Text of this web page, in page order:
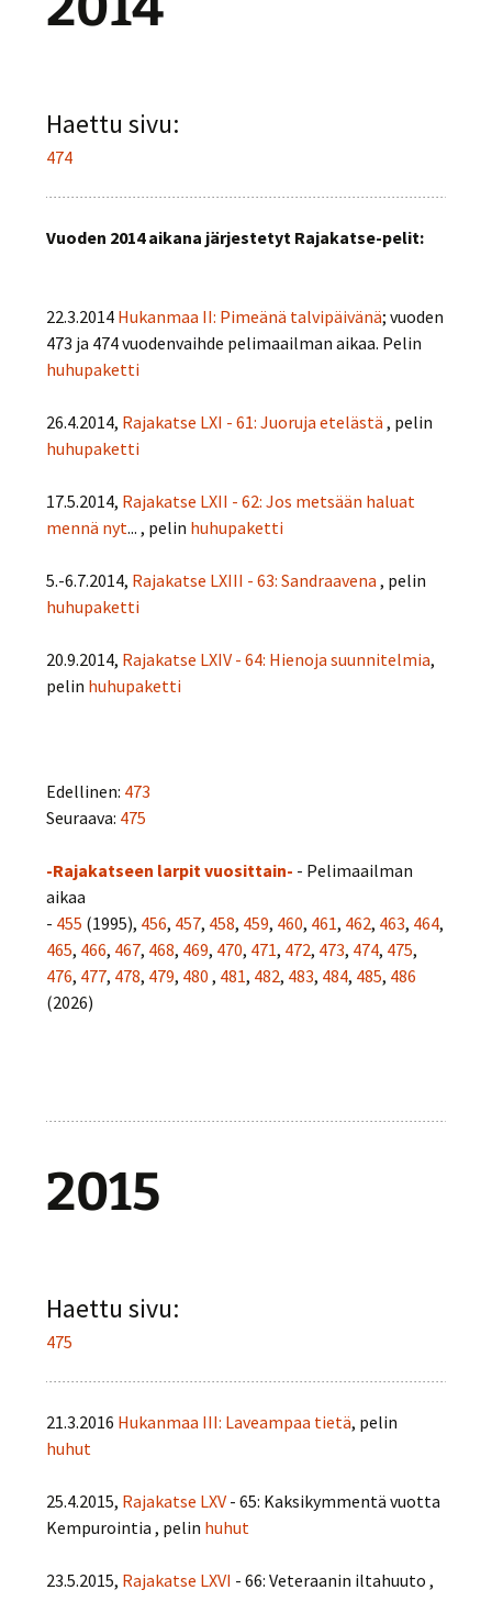
Haettu sivu:
474
Vuoden 2014 aikana järjestetyt Rajakatse-pelit:
22.3.2014 Hukanmaa II: Pimeänä talvipäivänä; vuoden
473 ja 474 vuodenvaihde pelimaailman aikaa. Pelin
huhupaketti
26.4.2014, Rajakatse LXI - 61: Juoruja etelästä , pelin
huhupaketti
17.5.2014, Rajakatse LXII - 62: Jos metsään haluat
mennä nyt... , pelin huhupaketti
5.-6.7.2014, Rajakatse LXIII - 63: Sandraavena , pelin
huhupaketti
20.9.2014, Rajakatse LXIV - 64: Hienoja suunnitelmia,
pelin huhupaketti
Edellinen: 473
Seuraava: 475
-Rajakatseen larpit vuosittain- - Pelimaailman
aikaa
- 455 (1995), 456, 457, 458, 459, 460, 461, 462, 463, 464,
465, 466, 467, 468, 469, 470, 471, 472, 473, 474, 475,
476, 477, 478, 479, 480 , 481, 482, 483, 484, 485, 486
(2026)
2015
Haettu sivu:
475
21.3.2016 Hukanmaa III: Laveampaa tietä, pelin
huhut
25.4.2015, Rajakatse LXV - 65: Kaksikymmentä vuotta
Kempurointia , pelin huhut
23.5.2015, Rajakatse LXVI - 66: Veteraanin iltahuuto ,